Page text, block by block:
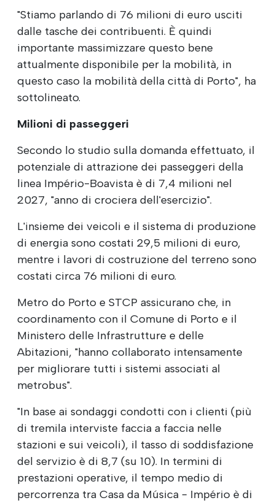
"Stiamo parlando di 76 milioni di euro usciti
dalle tasche dei contribuenti. È quindi
importante massimizzare questo bene
attualmente disponibile per la mobilità, in
questo caso la mobilità della città di Porto", ha
sottolineato.
Milioni di passeggeri
Secondo lo studio sulla domanda effettuato, il
potenziale di attrazione dei passeggeri della
linea Império-Boavista è di 7,4 milioni nel
2027, "anno di crociera dell'esercizio".
L'insieme dei veicoli e il sistema di produzione
di energia sono costati 29,5 milioni di euro,
mentre i lavori di costruzione del terreno sono
costati circa 76 milioni di euro.
Metro do Porto e STCP assicurano che, in
coordinamento con il Comune di Porto e il
Ministero delle Infrastrutture e delle
Abitazioni, "hanno collaborato intensamente
per migliorare tutti i sistemi associati al
metrobus".
"In base ai sondaggi condotti con i clienti (più
di tremila interviste faccia a faccia nelle
stazioni e sui veicoli), il tasso di soddisfazione
del servizio è di 8,7 (su 10). In termini di
prestazioni operative, il tempo medio di
percorrenza tra Casa da Música - Império è di